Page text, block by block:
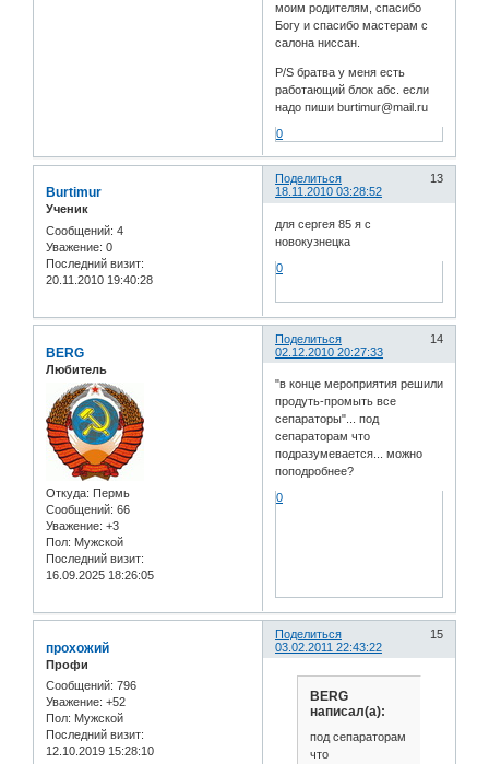
моим родителям, спасибо
Богу и спасибо мастерам с
салона ниссан.
P/S братва у меня есть
работающий блок абс. если
надо пиши burtimur@mail.ru
0
Поделиться
13
18.11.2010 03:28:52
Burtimur
Ученик
Сообщений: 4
Уважение: 0
Последний визит:
20.11.2010 19:40:28
для сергея 85 я с
новокузнецка
0
Поделиться
14
02.12.2010 20:27:33
BERG
Любитель
Откуда: Пермь
Сообщений: 66
Уважение: +3
Пол: Мужской
Последний визит:
16.09.2025 18:26:05
"в конце мероприятия решили
продуть-промыть все
сепараторы"... под
сепараторам что
подразумевается... можно
поподробнее?
0
Поделиться
15
03.02.2011 22:43:22
прохожий
Профи
Сообщений: 796
Уважение: +52
Пол: Мужской
Последний визит:
12.10.2019 15:28:10
BERG
написал(а):
под сепараторам
что